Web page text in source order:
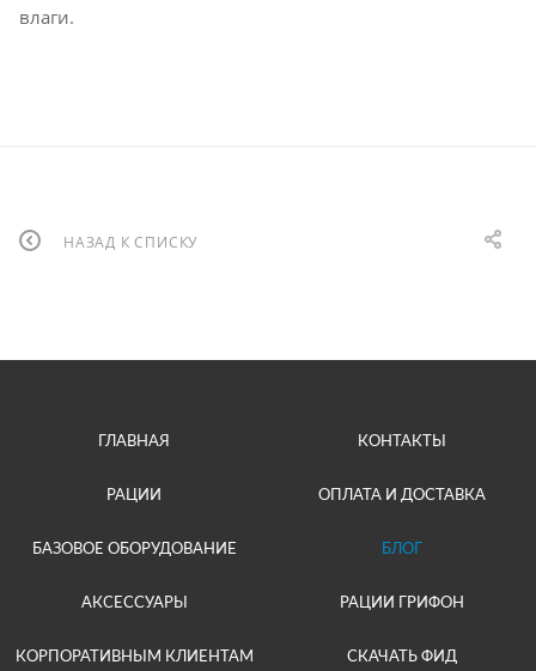
влаги.
НАЗАД К СПИСКУ
ГЛАВНАЯ
РАЦИИ
БАЗОВОЕ ОБОРУДОВАНИЕ
АКСЕССУАРЫ
КОРПОРАТИВНЫМ КЛИЕНТАМ
КОНТАКТЫ
ОПЛАТА И ДОСТАВКА
БЛОГ
РАЦИИ ГРИФОН
СКАЧАТЬ ФИД